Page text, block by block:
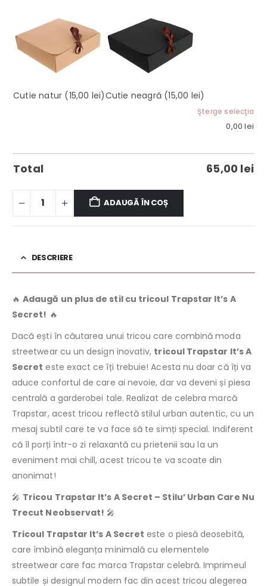
Cutie natur (15,00 lei)Cutie neagră (15,00 lei)
Şterge selecţia
0,00lei
Total 65,00 lei
ADAUGĂ ÎN COȘ
DESCRIERE
🔥Adaugă un plus de stil cu tricoul Trapstar It’s A
Secret! 🔥
Dacă ești în căutarea unui tricou care combină moda
streetwear cu un design inovativ, tricoul Trapstar It’s A
Secret este exact ce îți trebuie! Acesta nu doar că îți va
aduce confortul de care ai nevoie, dar va deveni și piesa
centrală a garderobei tale. Realizat de celebra marcă
Trapstar, acest tricou reflectă stilul urban autentic, cu un
mesaj subtil care te va face să te simți special. Indiferent
că îl porți într-o zi relaxantă cu prietenii sau la un
eveniment mai chill, acest tricou te va scoate din
anonimat!
🎤 Tricou Trapstar It’s A Secret – Stilu’ Urban Care Nu
Trecut Neobservat! 🎤
Tricoul Trapstar It’s A Secret este o piesă deosebită,
care îmbină eleganța minimală cu elementele
streetwear care fac marca Trapstar celebră. Imprimeul
subtile și designul modern fac din acest tricou alegerea